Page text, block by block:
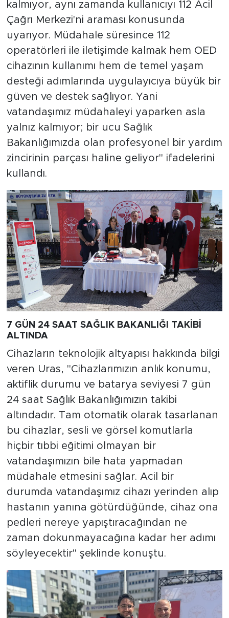
kalmıyor, aynı zamanda kullanıcıyı 112 Acil
Çağrı Merkezi'ni araması konusunda
uyarıyor. Müdahale süresince 112
operatörleri ile iletişimde kalmak hem OED
cihazının kullanımı hem de temel yaşam
desteği adımlarında uygulayıcıya büyük bir
güven ve destek sağlıyor. Yani
vatandaşımız müdahaleyi yaparken asla
yalnız kalmıyor; bir ucu Sağlık
Bakanlığımızda olan profesyonel bir yardım
zincirinin parçası haline geliyor" ifadelerini
kullandı.
7 GÜN 24 SAAT SAĞLIK BAKANLIĞI TAKİBİ
ALTINDA
Cihazların teknolojik altyapısı hakkında bilgi
veren Uras, "Cihazlarımızın anlık konumu,
aktiflik durumu ve batarya seviyesi 7 gün
24 saat Sağlık Bakanlığımızın takibi
altındadır. Tam otomatik olarak tasarlanan
bu cihazlar, sesli ve görsel komutlarla
hiçbir tıbbi eğitimi olmayan bir
vatandaşımızın bile hata yapmadan
müdahale etmesini sağlar. Acil bir
durumda vatandaşımız cihazı yerinden alıp
hastanın yanına götürdüğünde, cihaz ona
pedleri nereye yapıştıracağından ne
zaman dokunmayacağına kadar her adımı
söyleyecektir" şeklinde konuştu.